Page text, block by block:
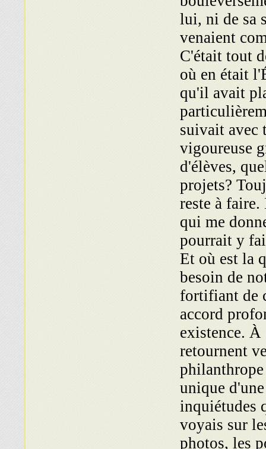
lui, ni de sa
venaient
C'était tout
où en était
qu'il avait
suivait avec
vigoureuse
d'élèves,
projets?
reste à
qui me
pourrait y
Et où est la
besoin de
fortifiant de
accord
existence. À
retournent
unique
inquiétudes
voyais sur
photos, les